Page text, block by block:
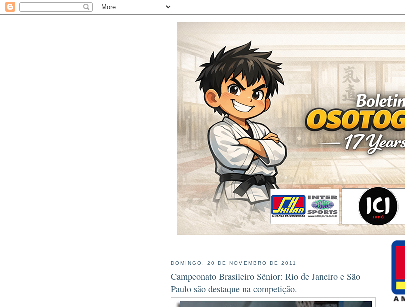
DOMINGO, 20 DE NOVEMBRO DE 2011
Campeonato Brasileiro Sênior: Rio de Janeiro e São
Paulo são destaque na competição.